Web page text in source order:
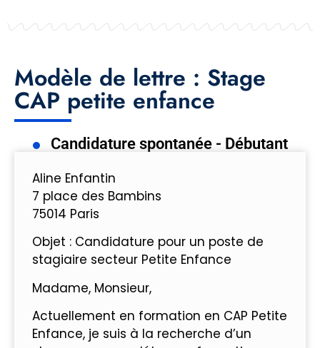
Modèle de lettre : Stage
CAP petite enfance
Candidature spontanée - Débutant
Aline Enfantin
7 place des Bambins
75014 Paris
Objet : Candidature pour un poste de
stagiaire secteur Petite Enfance
Madame, Monsieur,
Actuellement en formation en CAP Petite
Enfance, je suis à la recherche d’un